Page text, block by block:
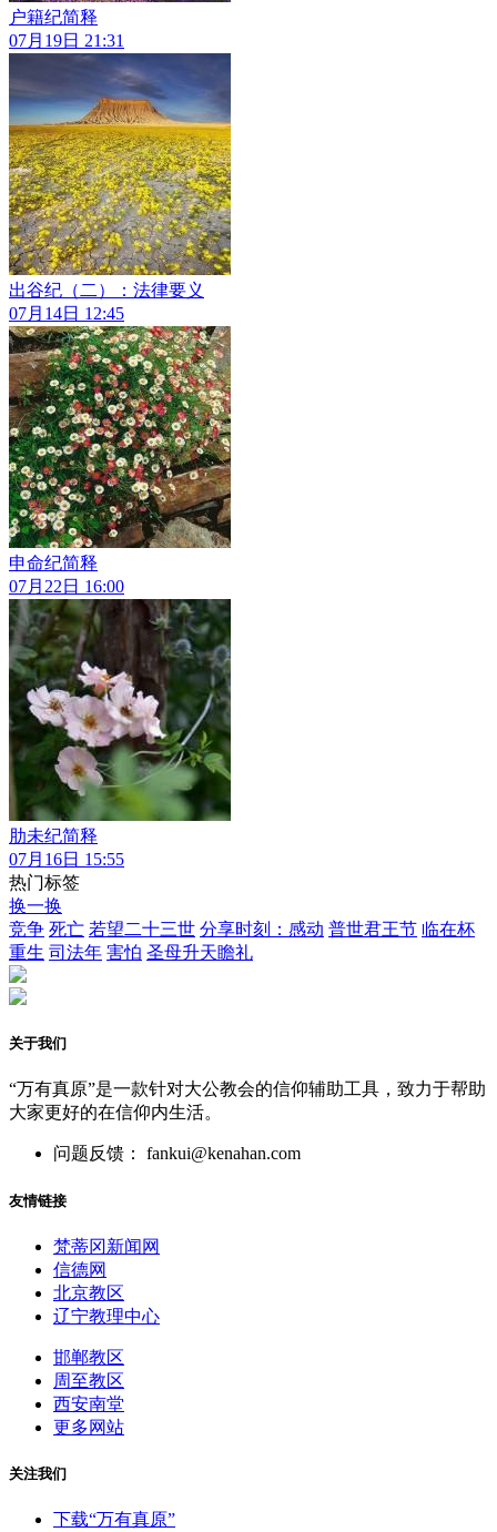
户籍纪简释
07月19日 21:31
出谷纪（二）：法律要义
07月14日 12:45
申命纪简释
07月22日 16:00
肋未纪简释
07月16日 15:55
热门标签
换一换
竞争 死亡 若望二十三世 分享时刻：感动 普世君王节 临在杯
重生 司法年 害怕 圣母升天瞻礼
关于我们
“万有真原”是一款针对大公教会的信仰辅助工具，致力于帮助
大家更好的在信仰内生活。
问题反馈： fankui@kenahan.com
友情链接
梵蒂冈新闻网
信德网
北京教区
辽宁教理中心
邯郸教区
周至教区
西安南堂
更多网站
关注我们
下载“万有真原”